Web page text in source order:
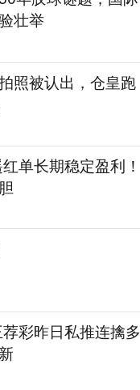
壮举
照被认出，仓皇跑
单长期稳定盈利！
彩昨日私推连擒多